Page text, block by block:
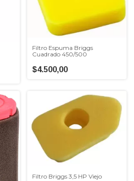
Filtro Espuma Briggs
Cuadrado 450/500
$4.500,00
Filtro Briggs 3,5 HP Viejo